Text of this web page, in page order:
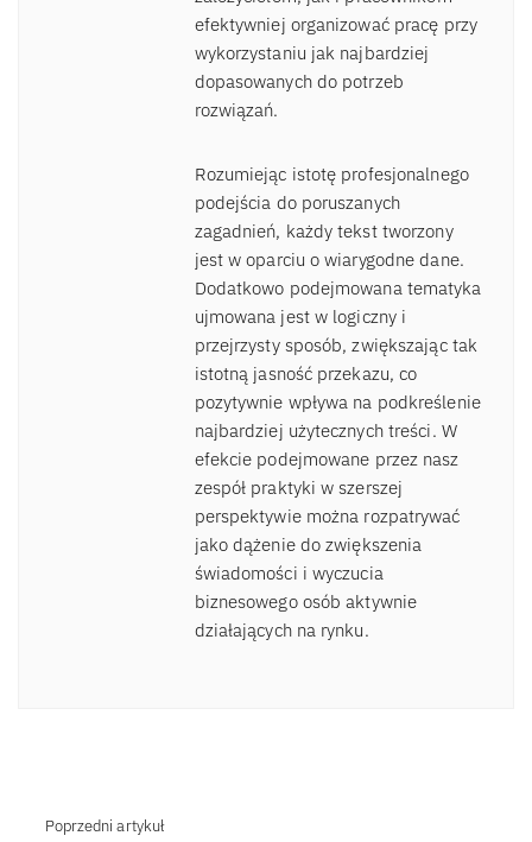
efektywniej organizować pracę przy
wykorzystaniu jak najbardziej
dopasowanych do potrzeb
rozwiązań.
Rozumiejąc istotę profesjonalnego
podejścia do poruszanych
zagadnień, każdy tekst tworzony
jest w oparciu o wiarygodne dane.
Dodatkowo podejmowana tematyka
ujmowana jest w logiczny i
przejrzysty sposób, zwiększając tak
istotną jasność przekazu, co
pozytywnie wpływa na podkreślenie
najbardziej użytecznych treści. W
efekcie podejmowane przez nasz
zespół praktyki w szerszej
perspektywie można rozpatrywać
jako dążenie do zwiększenia
świadomości i wyczucia
biznesowego osób aktywnie
działających na rynku.
Poprzedni artykuł